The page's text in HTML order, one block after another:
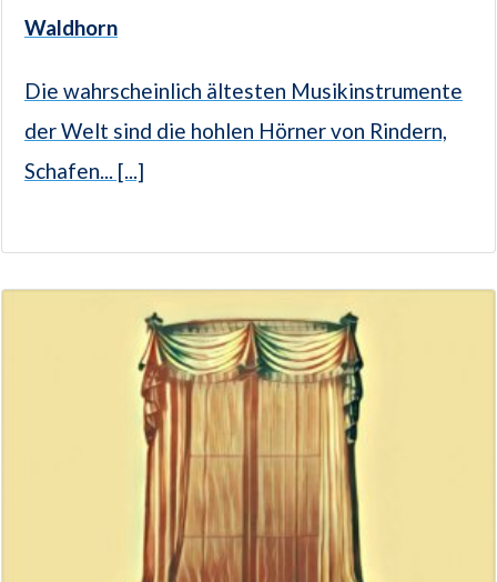
Waldhorn
Die wahrscheinlich ältesten Musikinstrumente
der Welt sind die hohlen Hörner von Rindern,
Schafen... [...]